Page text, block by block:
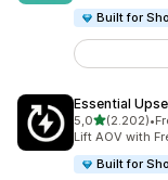
Built for
Essential
5,0stelle su 5
(2.202)
2202 •
Lift AOV with
Built for